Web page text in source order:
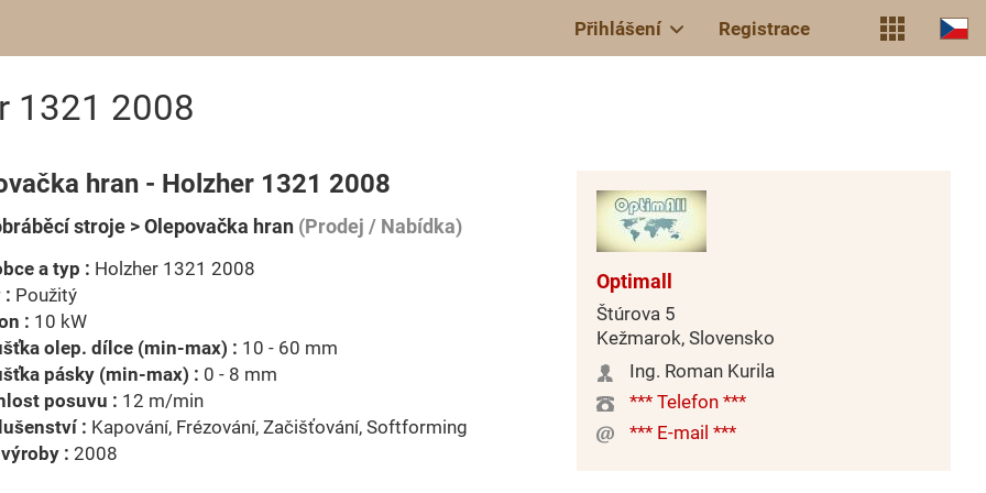
Přihlášení Registrace
1321 2008
hran - Holzher 1321 2008
stroje > Olepovačka hran (Prodej / Nabídka)
a typ : Holzher 1321 2008
: Použitý
: 10 kW
olep. dílce (min-max) : 10 - 60 mm
pásky (min-max) : 0 - 8 mm
posuvu : 12 m/min
: Kapování, Frézování, Začišťování, Softforming
: 2008
Optimall
Štúrova 5
Kežmarok, Slovensko
Ing. Roman Kurila
*** Telefon ***
*** E-mail ***